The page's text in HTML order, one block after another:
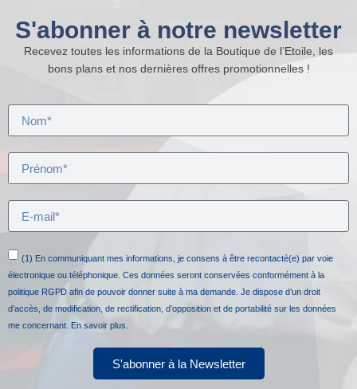
S'abonner à notre newsletter
Recevez toutes les informations de la Boutique de l’Etoile, les
bons plans et nos dernières offres promotionnelles !
(1) En communiquant mes informations, je consens à être recontacté(e) par voie
électronique ou téléphonique. Ces données seront conservées conformément à la
politique RGPD afin de pouvoir donner suite à ma demande. Je dispose d’un droit
d’accès, de modification, de rectification, d’opposition et de portabilité sur les données
me concernant. En savoir plus.
S'abonner à la Newsletter